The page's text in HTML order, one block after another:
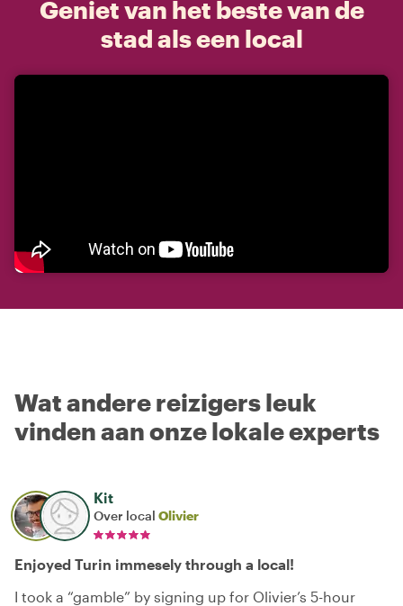
Geniet van het beste van de
stad als een local
Wat andere reizigers leuk
vinden aan onze lokale experts
Kit
Over local Olivier
Enjoyed Turin immesely through a local!
I took a “gamble” by signing up for Olivier’s 5-hour